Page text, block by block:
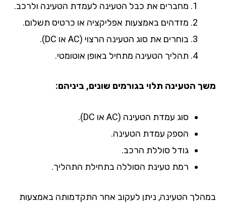
מחברים את כבל הטעינה לעמדת הטעינה ולרכב.
מזדהים באמצעות אפליקציה או כרטיס תשלום.
בוחרים את סוג הטעינה הרצוי (AC או DC).
תהליך הטעינה מתחיל באופן אוטומטי.
הטעינה תלוי בגורמים שונים, ביניהם:
סוג עמדת הטעינה (AC או DC).
הספק עמדת הטעינה.
גודל סוללת הרכב.
רמת טעינת הסוללה בתחילת התהליך.
הטעינה, ניתן לעקוב אחר התקדמותה באמצעות